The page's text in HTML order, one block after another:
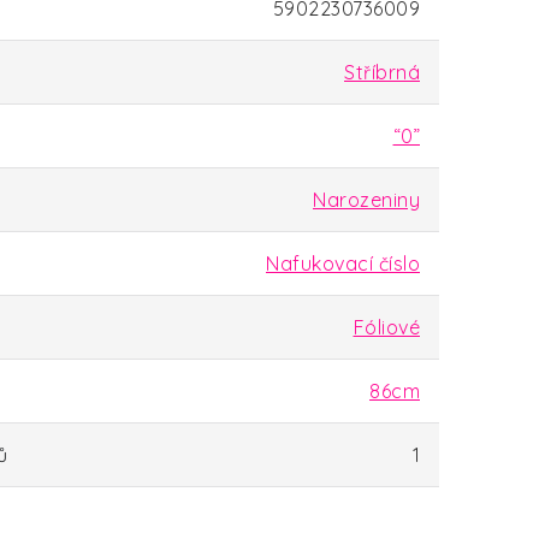
5902230736009
Stříbrná
“0”
Narozeniny
Nafukovací číslo
Fóliové
86cm
1